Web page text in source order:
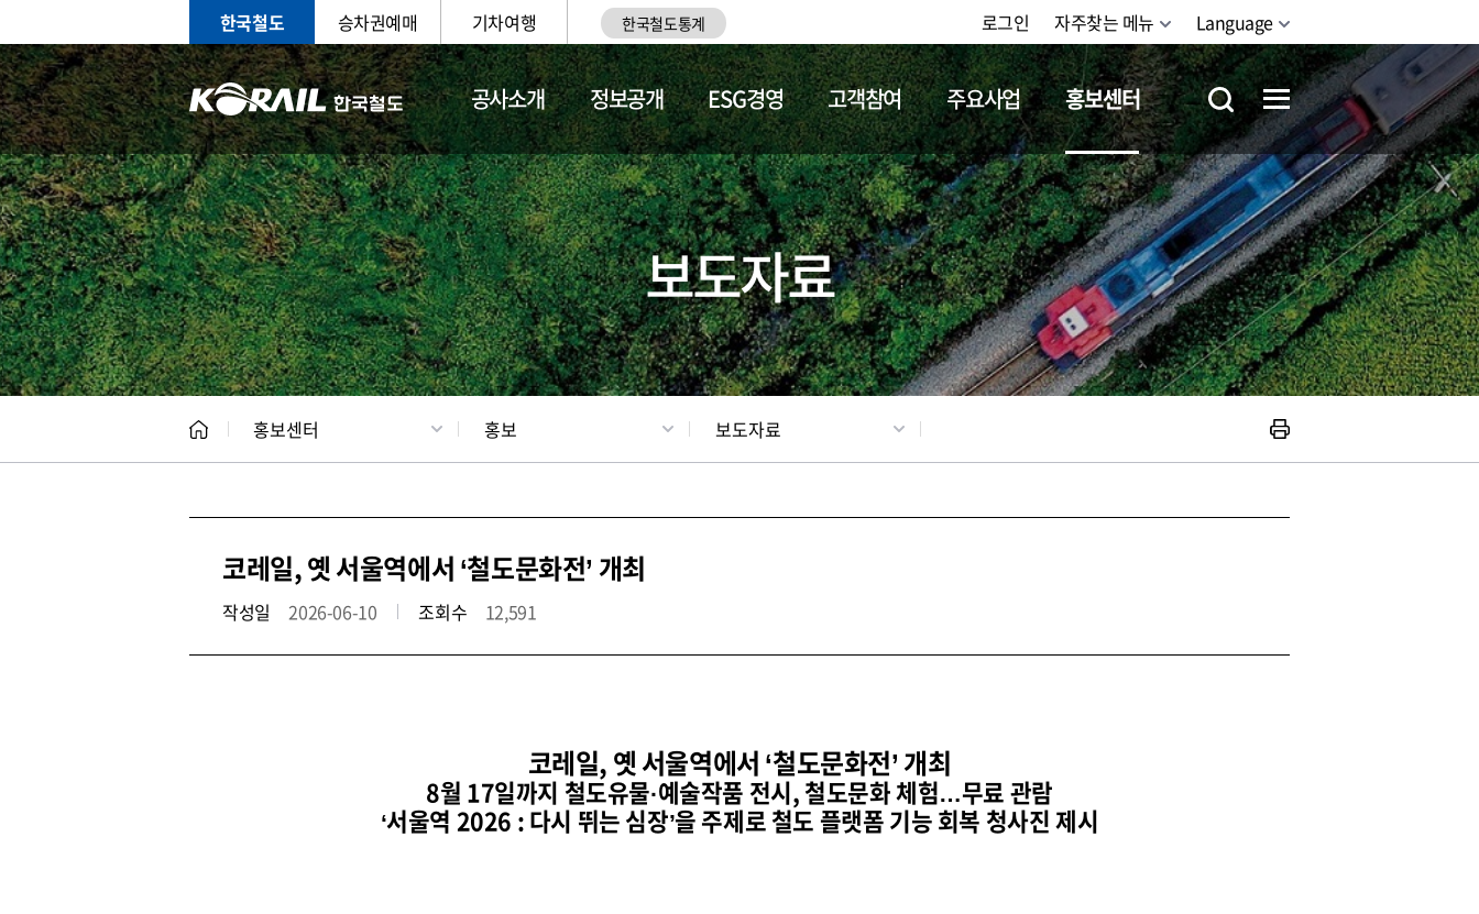
한국철도 승차권예매 기차여행 한국철도통계 로그인 자주찾는 메뉴 Language
공사소개 정보공개 ESG경영 고객참여 주요사업 홍보센터
홍보 문화사업 갤러리 기차소개 철도체험
보도자료
홍보센터 홍보 보도자료
코레일, 옛 서울역에서 ‘철도문화전’ 개최
작성일 2026-06-10 조회수 12,591
코레일, 옛 서울역에서 ‘철도문화전’ 개최
8월 17일까지 철도유물·예술작품 전시, 철도문화 체험…무료 관람
‘서울역 2026 : 다시 뛰는 심장’을 주제로 철도 플랫폼 기능 회복 청사진 제시